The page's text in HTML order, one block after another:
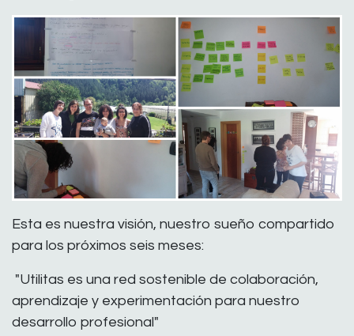
Esta es nuestra visión, nuestro sueño compartido
para los próximos seis meses:
"Utilitas es una red sostenible de colaboración,
aprendizaje y experimentación para nuestro
desarrollo profesional"